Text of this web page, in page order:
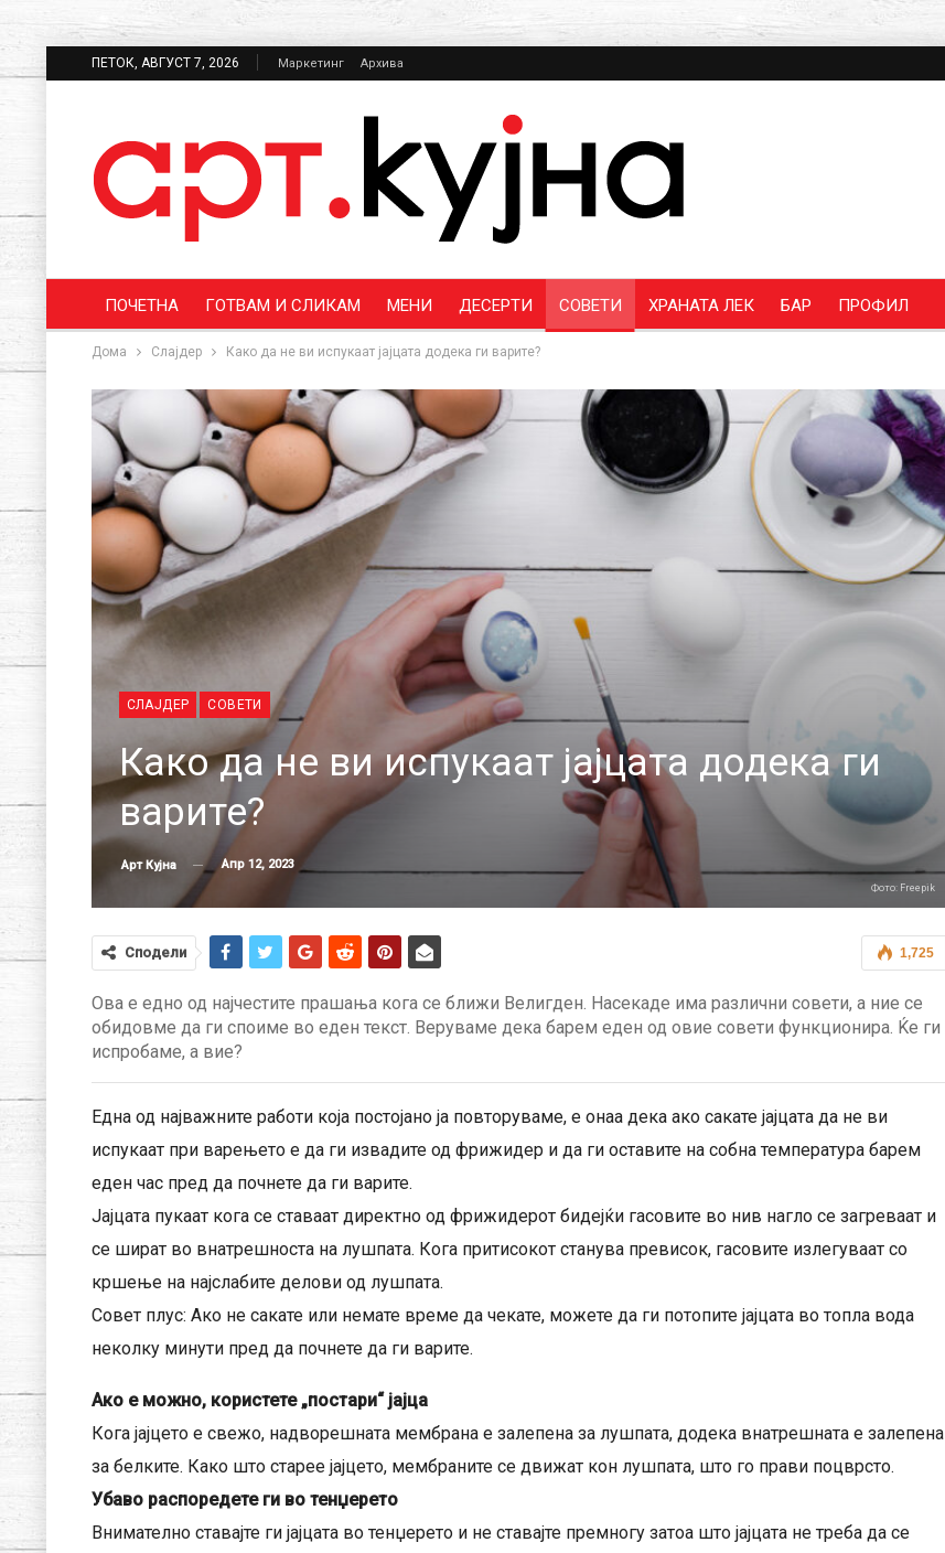
ПЕТОК, АВГУСТ 7, 2026 Маркетинг Архива
ПОЧЕТНА ГОТВАМ И СЛИКАМ МЕНИ ДЕСЕРТИ СОВЕТИ ХРАНАТА ЛЕК БАР ПРОФИЛ
Дома Слајдер Како да не ви испукаат јајцата додека ги варите?
СЛАЈДЕР СОВЕТИ
Како да не ви испукаат јајцата додека ги
варите?
Арт Кујна Апр 12, 2023
Фото: Freepik
1,725
Сподели
Ова е едно од најчестите прашања кога се ближи Велигден. Насекаде има различни совети, а ние се
обидовме да ги споиме во еден текст. Веруваме дека барем еден од овие совети функционира. Ќе ги
испробаме, а вие?
Една од најважните работи која постојано ја повторуваме, е онаа дека ако сакате јајцата да не ви
испукаат при варењето е да ги извадите од фрижидер и да ги оставите на собна температура барем
еден час пред да почнете да ги варите.
Јајцата пукаат кога се ставаат директно од фрижидерот бидејќи гасовите во нив нагло се загреваат и
се шират во внатрешноста на лушпата. Кога притисокот станува превисок, гасовите излегуваат со
кршење на најслабите делови од лушпата.
Совет плус: Ако не сакате или немате време да чекате, можете да ги потопите јајцата во топла вода
неколку минути пред да почнете да ги варите.
Ако е можно, користете „постари“ јајца
Кога јајцето е свежо, надворешната мембрана е залепена за лушпата, додека внатрешната е залепена
за белките. Како што старее јајцето, мембраните се движат кон лушпата, што го прави поцврсто.
Убаво распоредете ги во тенџерето
Внимателно ставајте ги јајцата во тенџерето и не ставајте премногу затоа што јајцата не треба да се